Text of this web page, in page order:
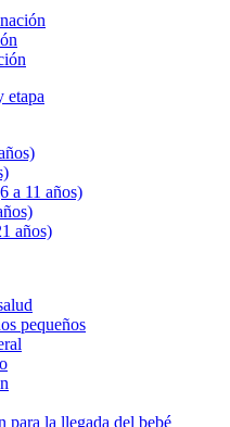
etapa
a 11 años)
años)
pequeños
para la llegada del bebé